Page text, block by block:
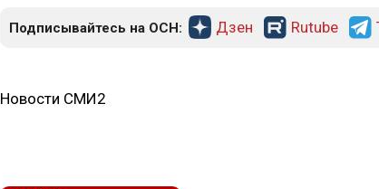
Подписывайтесь на ОСН: Дзен Rutube
Новости СМИ2